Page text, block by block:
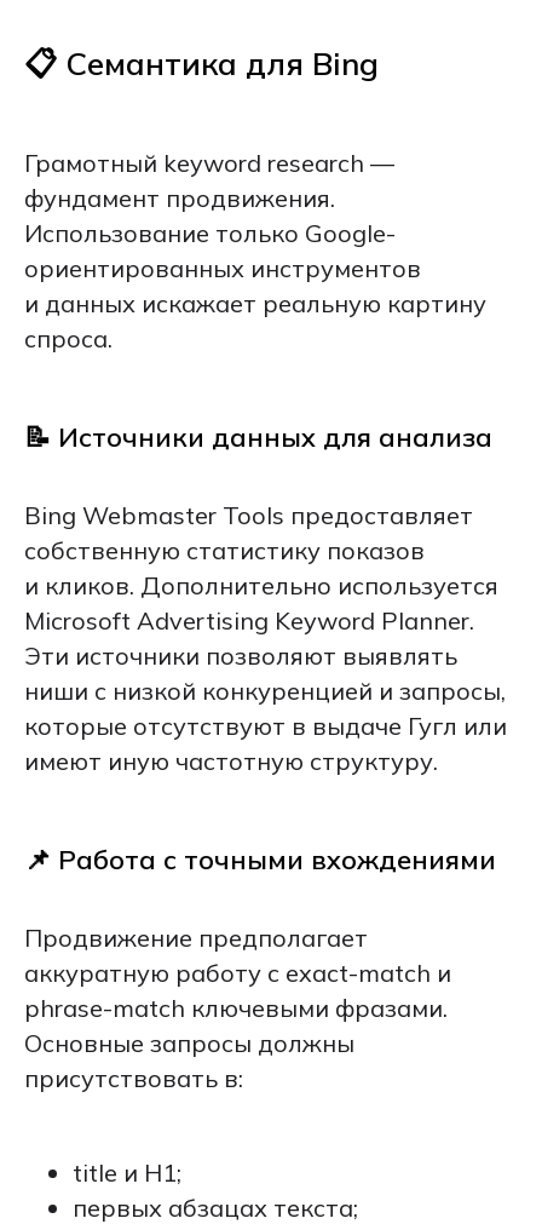
📋 Семантика для Bing
Грамотный keyword research —
фундамент продвижения.
Использование только Google-
ориентированных инструментов
и данных искажает реальную картину
спроса.
📝 Источники данных для анализа
Bing Webmaster Tools предоставляет
собственную статистику показов
и кликов. Дополнительно используется
Microsoft Advertising Keyword Planner.
Эти источники позволяют выявлять
ниши с низкой конкуренцией и запросы,
которые отсутствуют в выдаче Гугл или
имеют иную частотную структуру.
📌 Работа с точными вхождениями
Продвижение предполагает
аккуратную работу с exact-match и
phrase-match ключевыми фразами.
Основные запросы должны
присутствовать в:
title и H1;
первых абзацах текста;